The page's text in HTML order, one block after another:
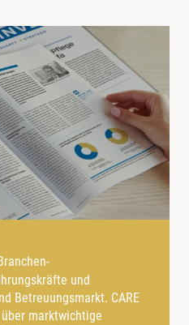
und
Betreuungsmarkt. CARE
über marktwichtige